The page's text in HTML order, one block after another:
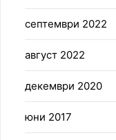
септември 2022
август 2022
декември 2020
юни 2017